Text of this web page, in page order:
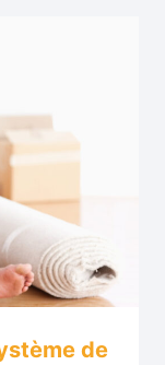
de